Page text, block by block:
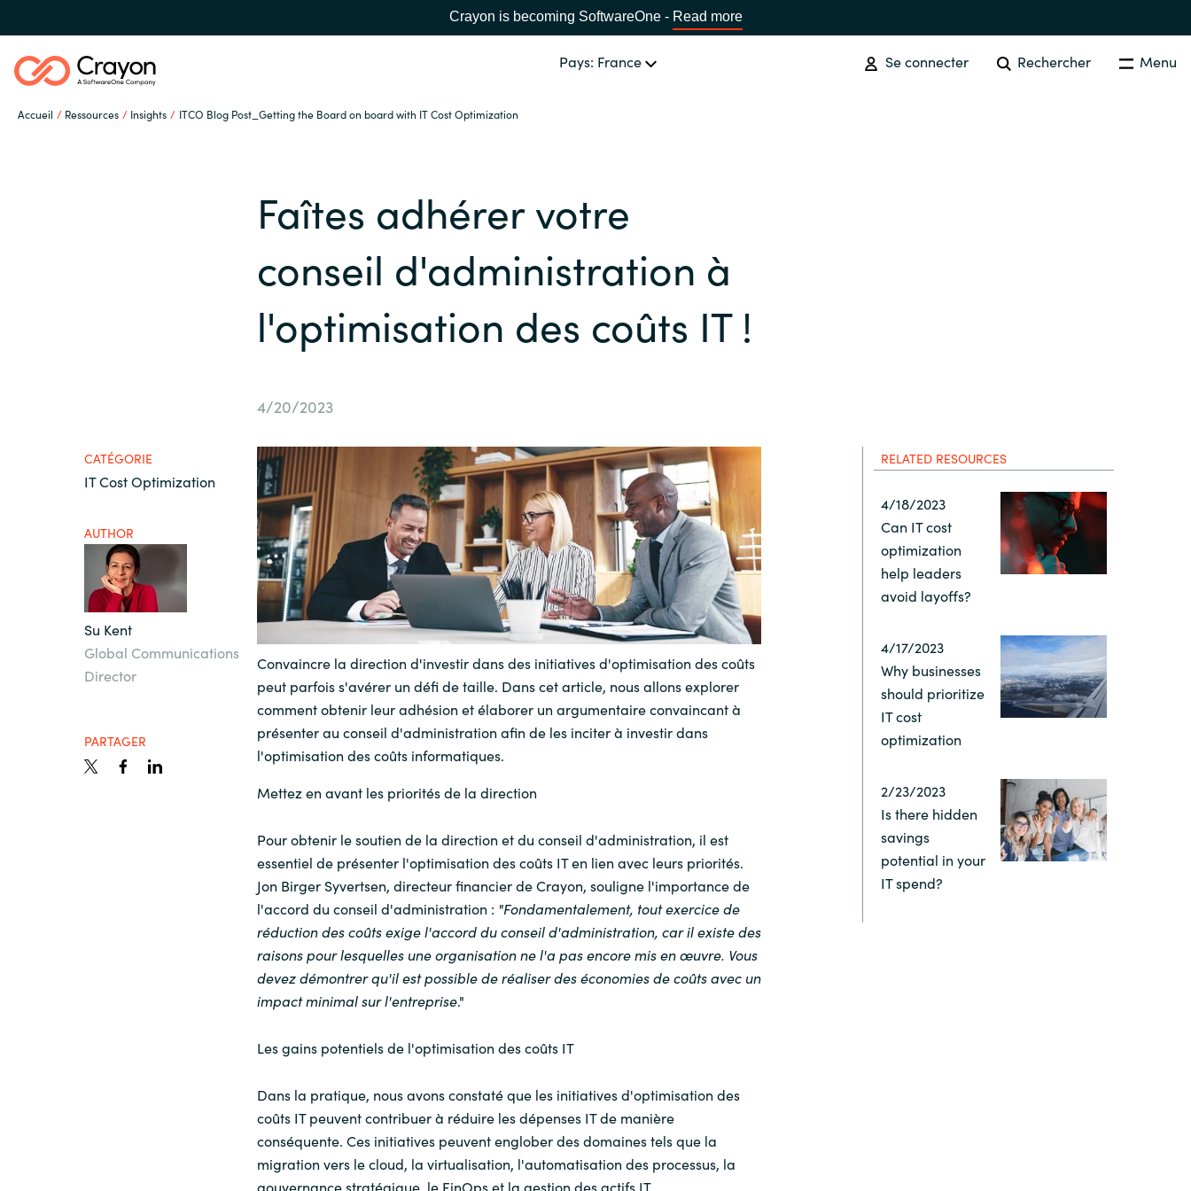
Crayon is becoming SoftwareOne - Read more
Pays: France Se connecter Rechercher Menu
Accueil Ressources Insights ITCO Blog Post_Getting the Board on board with IT Cost Optimization
Denmark
Estonia
France
Iceland
India
Indonesia
Kingdom of Saudi Arabia
Kuwait
Latvia
Lithuania
Malaysia
Middle East
Netherlands
Norway
Philippines
Poland
Portugal
Qatar
Romania
Serbia
Sri Lanka
Sweden
Switzerland
Ukraine
United Kingdom United States
Partenaires éditeurs
A propos de Crayon
Secteur Public
Nous contacter
Carrières
IT Cost Management
Cloud Services
Solutions Data & IA
Faîtes adhérer votre
conseil d'administration à
l'optimisation des coûts IT !
4/20/2023
CATÉGORIE
IT Cost Optimization
AUTHOR
Su Kent
Global Communications
Director
PARTAGER
Convaincre la direction d'investir dans des initiatives d'optimisation des coûts
peut parfois s'avérer un défi de taille. Dans cet article, nous allons explorer
comment obtenir leur adhésion et élaborer un argumentaire convaincant à
présenter au conseil d'administration afin de les inciter à investir dans
l'optimisation des coûts informatiques.
Mettez en avant les priorités de la direction
Pour obtenir le soutien de la direction et du conseil d'administration, il est
essentiel de présenter l'optimisation des coûts IT en lien avec leurs priorités.
Jon Birger Syvertsen, directeur financier de Crayon, souligne l'importance de
l'accord du conseil d'administration : "Fondamentalement, tout exercice de
réduction des coûts exige l'accord du conseil d'administration, car il existe des
raisons pour lesquelles une organisation ne l'a pas encore mis en œuvre. Vous
devez démontrer qu'il est possible de réaliser des économies de coûts avec un
impact minimal sur l'entreprise."
Les gains potentiels de l'optimisation des coûts IT
Dans la pratique, nous avons constaté que les initiatives d'optimisation des
coûts IT peuvent contribuer à réduire les dépenses IT de manière
conséquente. Ces initiatives peuvent englober des domaines tels que la
migration vers le cloud, la virtualisation, l'automatisation des processus, la
gouvernance stratégique, le FinOps et la gestion des actifs IT.
RELATED RESOURCES
4/18/2023
Can IT cost
optimization
help leaders
avoid layoffs?
4/17/2023
Why businesses
should prioritize
IT cost
optimization
2/23/2023
Is there hidden
savings
potential in your
IT spend?